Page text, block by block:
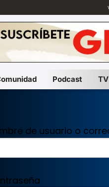
Podcast TV
de usuario o